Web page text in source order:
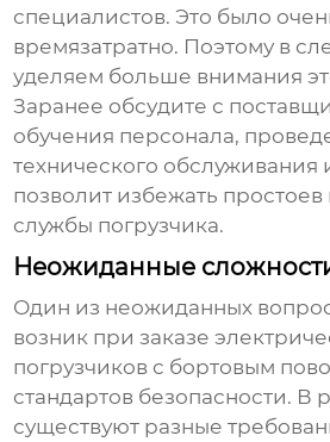
специалистов. Это было
времязатратно. Поэтому в
уделяем больше внимания
Заранее обсудите с
обучения персонала,
технического обслуживания
позволит избежать
службы погрузчика.
Неожиданные
Один из неожиданных
возник при заказе
погрузчиков с бортовым
стандартов безопасности. В
существуют разные